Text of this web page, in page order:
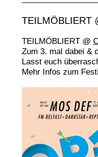
TEILMÖBLIERT
TEILMÖBLIERT @
Zum 3. mal dabei &
Lasst euch
Mehr Infos zum